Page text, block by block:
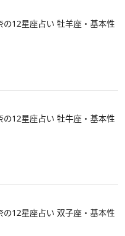
座占い 牡羊座・基本性
座占い 牡牛座・基本性
座占い 双子座・基本性